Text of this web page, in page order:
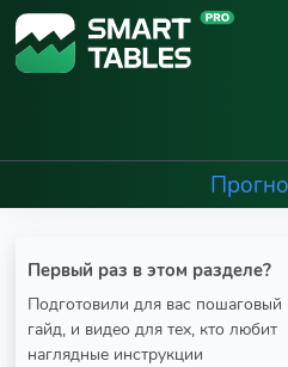
Первый раз в этом разделе?
Подготовили для вас пошаговый
гайд, и видео для тех, кто любит
наглядные инструкции